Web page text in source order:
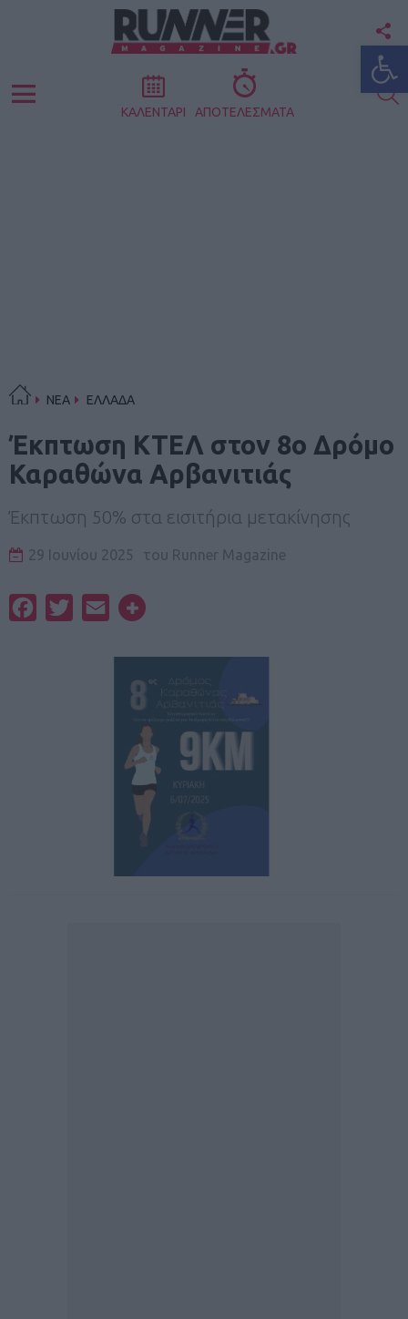
Menu ΚΑΛΕΝΤΑΡΙ ΑΠΟΤΕΛΕΣΜΑΤΑ
ΝΕΑ ΕΛΛΑΔΑ
Έκπτωση ΚΤΕΛ στον 8ο Δρόμο
Καραθώνα Αρβανιτιάς
Έκπτωση 50% στα εισιτήρια μετακίνησης
29 Ιουνίου 2025 του Runner Magazine
FacebookTwitterEmail